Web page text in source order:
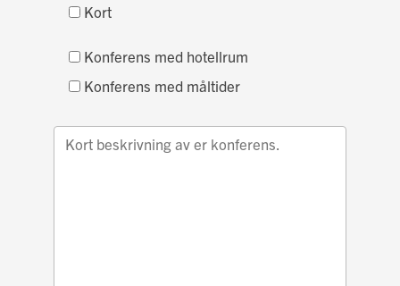
Kort
Konferens med hotellrum
Konferens med måltider